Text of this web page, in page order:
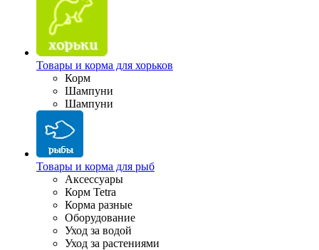
Товары и корма для хорьков
Корм
Шампуни
Шампуни
Товары и корма для рыб
Аксессуары
Корм Tetra
Корма разные
Оборудование
Уход за водой
Уход за растениями